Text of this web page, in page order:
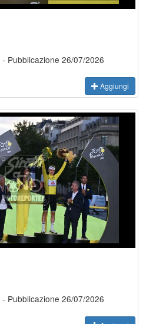
- Pubblicazione 26/07/2026
Aggiungi
- Pubblicazione 26/07/2026